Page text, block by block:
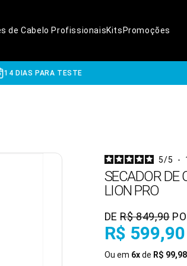
de Cabelo ProfissionaisKits Promoções
14 DIAS PARA TESTE
5/5 -
SECADOR DE
LION PRO
DER$ 849,90
R$ 599,90
Ou em 6xde R$ 99,98